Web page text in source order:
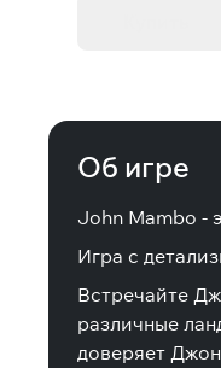
Об игре
John Mambo -
Игра с
Встречайте
различные
доверяет